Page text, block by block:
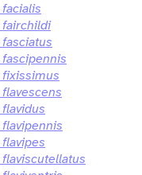
fairchildi
fixissimus